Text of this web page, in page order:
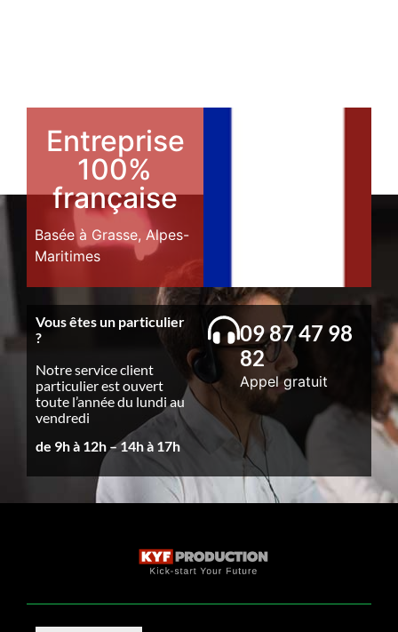
Entreprise
100%
française
Basée à Grasse, Alpes-
Maritimes
Vous êtes un particulier
?
Notre service client
particulier est ouvert
toute l’année du lundi au
vendredi
de 9h à 12h – 14h à 17h
09 87 47 98
82
Appel gratuit